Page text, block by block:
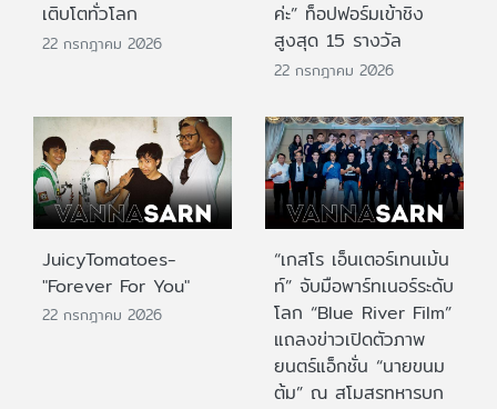
เติบโตทั่วโลก
22 กรกฎาคม 2026
ค่ะ” ท็อปฟอร์มเข้าชิง
สูงสุด 15 รางวัล
22 กรกฎาคม 2026
JuicyTomatoes-
"Forever For You"
22 กรกฎาคม 2026
“เกสโร เอ็นเตอร์เทนเม้น
ท์” จับมือพาร์ทเนอร์ระดับ
โลก “Blue River Film”
แถลงข่าวเปิดตัวภาพ
ยนตร์แอ็กชั่น “นายขนม
ต้ม” ณ สโมสรทหารบก